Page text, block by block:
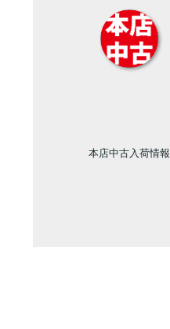
本店中古入荷情報